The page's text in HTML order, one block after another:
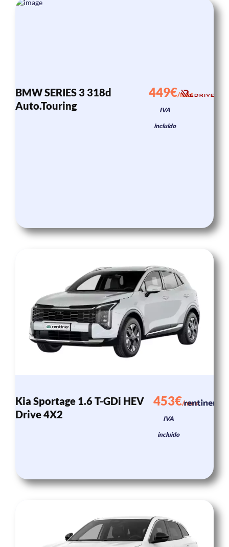
BMW SERIES 3 318d
Auto.Touring
449€/mes
IVA
incluido
Kia Sportage 1.6 T-GDi HEV
Drive 4X2
453€/mes
IVA
incluido